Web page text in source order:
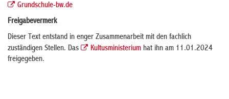
Grundschule-bw.de
Freigabevermerk
Dieser Text entstand in enger Zusammenarbeit mit den fachlich
zuständigen Stellen. Das
Kultusministerium hat ihn am 11.01.2024
freigegeben.